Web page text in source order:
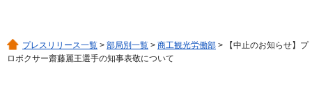
プレスリリース一覧 > 部局別一覧 > 商工観光労働部 > 【中止のお知らせ】プ
ロボクサー齋藤麗王選手の知事表敬について